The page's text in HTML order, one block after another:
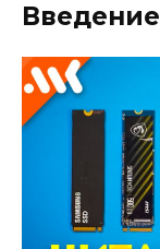
Введение